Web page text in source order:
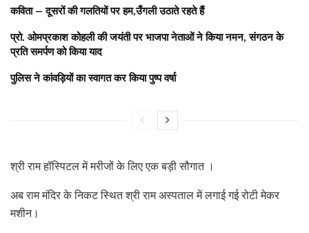
कविता – दूसरों की गलतियों पर हम,उँगली उठाते रहते हैं
प्रो. ओमप्रकाश कोहली की जयंती पर भाजपा नेताओं ने किया नमन, संगठन के
प्रति समर्पण को किया याद
पुलिस ने कांवड़ियों का स्वागत कर किया पुष्प वर्षा
श्री राम हॉस्पिटल में मरीजों के लिए एक बड़ी सौगात ।
अब राम मंदिर के निकट स्थित श्री राम अस्पताल में लगाई गई रोटी मेकर
मशीन।